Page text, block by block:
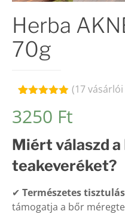
Herba
70g
4.88az 5-
ből,
alapján
(17
3250 Ft
Miért válaszd a
teakeveréket?
✔ Természetes
támogatja a bőr